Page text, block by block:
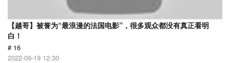
【越哥】被誉为“最浪漫的法国电影”，很多观众都没有真正看明
白！
# 16
2022-09-19 12:30